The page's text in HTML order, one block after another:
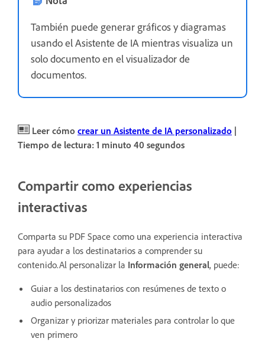
También puede generar gráficos y diagramas
usando el Asistente de IA mientras visualiza un
solo documento en el visualizador de
documentos.
Leer cómo crear un Asistente de IA personalizado |
Tiempo de lectura: 1 minuto 40 segundos
Compartir como experiencias
interactivas
Comparta su PDF Space como una experiencia interactiva
para ayudar a los destinatarios a comprender su
contenido.Al personalizar la Información general, puede:
Guiar a los destinatarios con resúmenes de texto o
audio personalizados
Organizar y priorizar materiales para controlar lo que
ven primero